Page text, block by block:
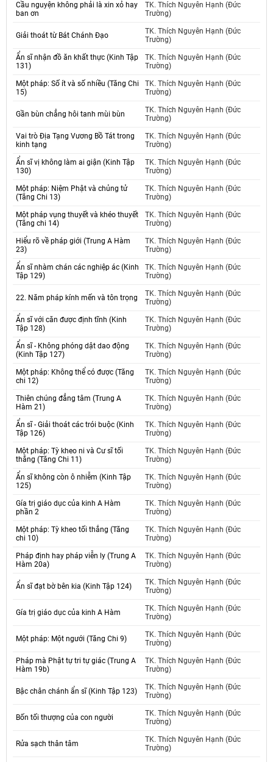
Cầu nguyện không phải là xin xỏ hay
ban ơn
TK. Thích Nguyên Hạnh (Đức
Trường)
Giải thoát từ Bát Chánh Đạo
TK. Thích Nguyên Hạnh (Đức
Trường)
Ẩn sĩ nhận đồ ăn khất thực (Kinh Tập
131)
TK. Thích Nguyên Hạnh (Đức
Trường)
Một pháp: Số ít và số nhiều (Tăng Chi
15)
TK. Thích Nguyên Hạnh (Đức
Trường)
Gần bùn chẳng hôi tanh mùi bùn
TK. Thích Nguyên Hạnh (Đức
Trường)
Vai trò Địa Tạng Vương Bồ Tát trong
kinh tạng
TK. Thích Nguyên Hạnh (Đức
Trường)
Ẩn sĩ vị không làm ai giận (Kinh Tập
130)
TK. Thích Nguyên Hạnh (Đức
Trường)
Một pháp: Niệm Phật và chủng tử
(Tăng Chi 13)
TK. Thích Nguyên Hạnh (Đức
Trường)
Một pháp vụng thuyết và khéo thuyết
(Tăng chi 14)
TK. Thích Nguyên Hạnh (Đức
Trường)
Hiểu rõ về pháp giới (Trung A Hàm
23)
TK. Thích Nguyên Hạnh (Đức
Trường)
Ẩn sĩ nhàm chán các nghiệp ác (Kinh
Tập 129)
TK. Thích Nguyên Hạnh (Đức
Trường)
22. Năm pháp kính mến và tôn trọng
TK. Thích Nguyên Hạnh (Đức
Trường)
Ẩn sĩ với căn được định tĩnh (Kinh
Tập 128)
TK. Thích Nguyên Hạnh (Đức
Trường)
Ẩn sĩ - Không phóng dật dao động
(Kinh Tập 127)
TK. Thích Nguyên Hạnh (Đức
Trường)
Một pháp: Không thể có được (Tăng
chi 12)
TK. Thích Nguyên Hạnh (Đức
Trường)
Thiên chúng đẳng tâm (Trung A
Hàm 21)
TK. Thích Nguyên Hạnh (Đức
Trường)
Ẩn sĩ - Giải thoát các trói buộc (Kinh
Tập 126)
TK. Thích Nguyên Hạnh (Đức
Trường)
Một pháp: Tỳ kheo ni và Cư sĩ tối
thắng (Tăng Chi 11)
TK. Thích Nguyên Hạnh (Đức
Trường)
Ẩn sĩ không còn ô nhiễm (Kinh Tập
125)
TK. Thích Nguyên Hạnh (Đức
Trường)
Gía trị giáo dục của kinh A Hàm
phần 2
TK. Thích Nguyên Hạnh (Đức
Trường)
Một pháp: Tỳ kheo tối thắng (Tăng
chi 10)
TK. Thích Nguyên Hạnh (Đức
Trường)
Pháp định hay pháp viễn ly (Trung A
Hàm 20a)
TK. Thích Nguyên Hạnh (Đức
Trường)
Ẩn sĩ đạt bờ bên kia (Kinh Tập 124)
TK. Thích Nguyên Hạnh (Đức
Trường)
Gía trị giáo dục của kinh A Hàm
TK. Thích Nguyên Hạnh (Đức
Trường)
Một pháp: Một ngưới (Tăng Chi 9)
TK. Thích Nguyên Hạnh (Đức
Trường)
Pháp mà Phật tự tri tự giác (Trung A
Hàm 19b)
TK. Thích Nguyên Hạnh (Đức
Trường)
Bậc chân chánh ẩn sĩ (Kinh Tập 123)
TK. Thích Nguyên Hạnh (Đức
Trường)
Bốn tối thượng của con người
TK. Thích Nguyên Hạnh (Đức
Trường)
Rửa sạch thân tâm
TK. Thích Nguyên Hạnh (Đức
Trường)